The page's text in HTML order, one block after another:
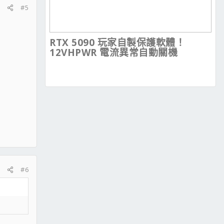
#5
#6
RTX 5090 玩家自製保護軟體！
12VHPWR 電流異常自動關機